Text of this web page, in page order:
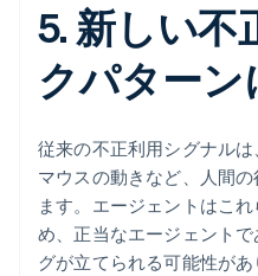
5. 新しい不
クパターン
従来の不正利用シグナルは
マウスの動きなど、人間
ます。エージェントはこ
め、正当なエージェント
グが立てられる可能性が